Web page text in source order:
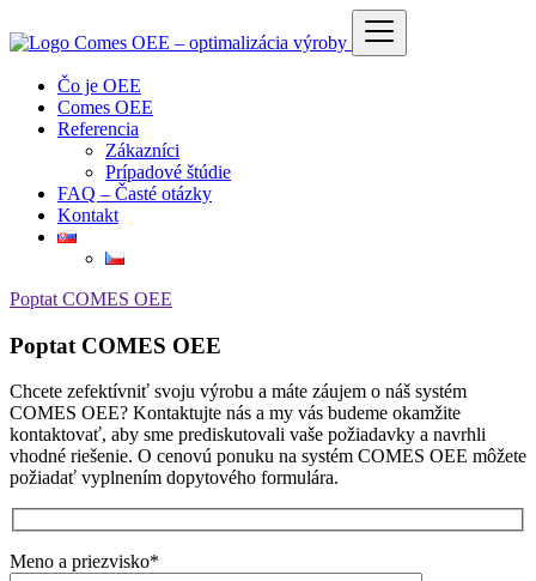
Čo je OEE
Comes OEE
Referencia
Zákazníci
Prípadové štúdie
FAQ – Časté otázky
Kontakt
Poptat COMES OEE
Poptat COMES OEE
Chcete zefektívniť svoju výrobu a máte záujem o náš systém
COMES OEE? Kontaktujte nás a my vás budeme okamžite
kontaktovať, aby sme prediskutovali vaše požiadavky a navrhli
vhodné riešenie. O cenovú ponuku na systém COMES OEE môžete
požiadať vyplnením dopytového formulára.
Meno a priezvisko*